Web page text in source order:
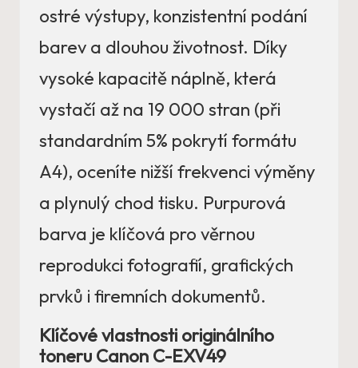
ostré výstupy, konzistentní podání
barev a dlouhou životnost. Díky
vysoké kapacitě náplně, která
vystačí až na 19 000 stran (při
standardním 5% pokrytí formátu
A4), oceníte nižší frekvenci výměny
a plynulý chod tisku. Purpurová
barva je klíčová pro věrnou
reprodukci fotografií, grafických
prvků i firemních dokumentů.
Klíčové vlastnosti originálního
toneru Canon C-EXV49